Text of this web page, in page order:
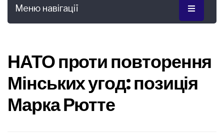
Меню навігації
НАТО проти повторення
Мінських угод: позиція
Марка Рютте